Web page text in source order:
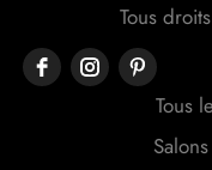
Tous
Tous